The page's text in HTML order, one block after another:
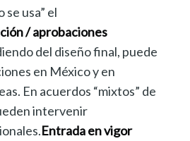
usa” el
/ aprobaciones
del diseño final, puede
en México y en
En acuerdos “mixtos” de
intervenir
Entrada en vigor